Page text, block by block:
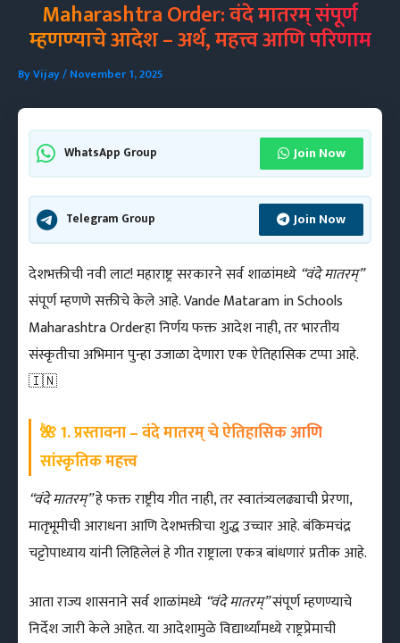
Maharashtra Order: वंदे मातरम् संपूर्ण
म्हणण्याचे आदेश – अर्थ, महत्त्व आणि परिणाम
ByVijay/November 1, 2025
WhatsApp Group Join Now
Telegram Group Join Now
देशभक्तीची नवी लाट! महाराष्ट्र सरकारने सर्व शाळांमध्ये “वंदे मातरम्”
संपूर्ण म्हणणे सक्तीचे केले आहे. Vande Mataram in Schools
Maharashtra Orderहा निर्णय फक्त आदेश नाही, तर भारतीय
संस्कृतीचा अभिमान पुन्हा उजाळा देणारा एक ऐतिहासिक टप्पा आहे.
🇮🇳
🌺 1. प्रस्तावना – वंदे मातरम् चे ऐतिहासिक आणि
सांस्कृतिक महत्त्व
“वंदे मातरम्”हे फक्त राष्ट्रीय गीत नाही, तर स्वातंत्र्यलढ्याची प्रेरणा,
मातृभूमीची आराधना आणि देशभक्तीचा शुद्ध उच्चार आहे. बंकिमचंद्र
चट्टोपाध्याय यांनी लिहिलेलं हे गीत राष्ट्राला एकत्र बांधणारं प्रतीक आहे.
आता राज्य शासनाने सर्व शाळांमध्ये “वंदे मातरम्”संपूर्ण म्हणण्याचे
निर्देश जारी केले आहेत. या आदेशामुळे विद्यार्थ्यांमध्ये राष्ट्रप्रेमाची